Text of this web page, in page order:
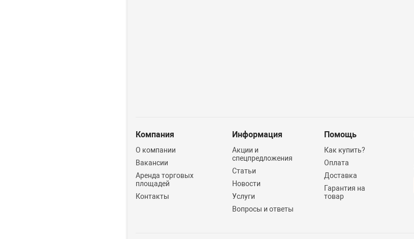
Компания
О компании
Вакансии
Аренда торговых
площадей
Контакты
Информация
Акции и
спецпредложения
Статьи
Новости
Услуги
Вопросы и ответы
Помощь
Как купить?
Оплата
Доставка
Гарантия на
товар